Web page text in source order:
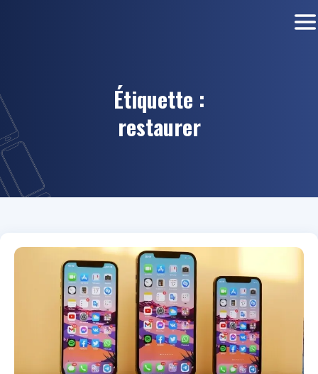
Étiquette :
restaurer